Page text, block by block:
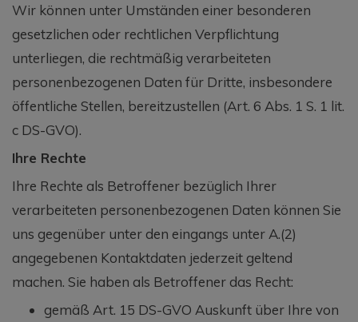
Wir können unter Umständen einer besonderen
gesetzlichen oder rechtlichen Verpflichtung
unterliegen, die rechtmäßig verarbeiteten
personenbezogenen Daten für Dritte, insbesondere
öffentliche Stellen, bereitzustellen (Art. 6 Abs. 1 S. 1 lit.
c DS-GVO).
Ihre Rechte
Ihre Rechte als Betroffener bezüglich Ihrer
verarbeiteten personenbezogenen Daten können Sie
uns gegenüber unter den eingangs unter A.(2)
angegebenen Kontaktdaten jederzeit geltend
machen. Sie haben als Betroffener das Recht:
gemäß Art. 15 DS-GVO Auskunft über Ihre von